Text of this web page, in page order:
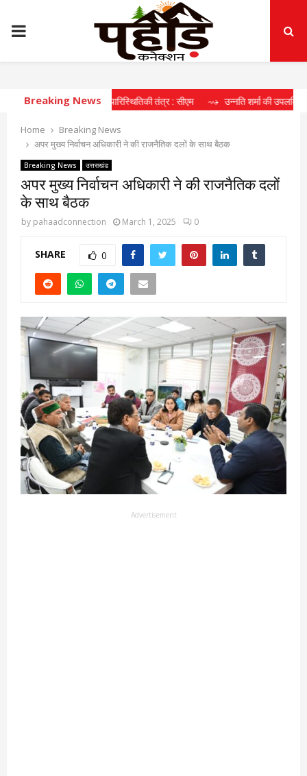
PRIMARY
MENU
Breaking News
दीर्घकालिक खेल पारिस्थितिकी तंत्र : सीएम ⇝ उन्नति शर्मा की उपलब्धि खिलाड़ियों के
Home
Breaking News
अपर मुख्य निर्वाचन अधिकारी ने की राजनैतिक दलों के साथ बैठक
Breaking News उत्तराखंड
अपर मुख्य निर्वाचन अधिकारी ने की राजनैतिक दलों
के साथ बैठक
by pahaadconnection March 1, 2025 0
SHARE 0
Advertisement